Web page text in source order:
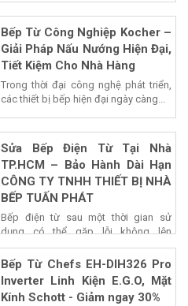
Bếp Từ Công Nghiệp Kocher –
Giải Pháp Nấu Nướng Hiện Đại,
Tiết Kiệm Cho Nhà Hàng
Trong thời đại công nghệ phát triển,
các thiết bị bếp hiện đại ngày càng...
Sửa Bếp Điện Từ Tại Nhà
TP.HCM – Bảo Hành Dài Hạn
CÔNG TY TNHH THIẾT BỊ NHÀ
BẾP TUẤN PHÁT
Bếp điện từ sau một thời gian sử
dụng có thể gặp lỗi không lên
nguồn,...
Bếp Từ Chefs EH-DIH326 Pro
Inverter Linh Kiện E.G.O, Mặt
Kính Schott - Giảm ngay 30%